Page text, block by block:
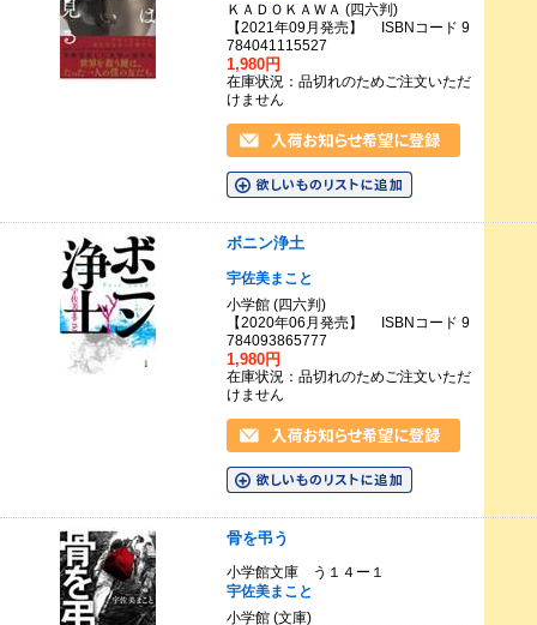
ＫＡＤＯＫＡＷＡ (四六判)
【2021年09月発売】 ISBNコード 9
784041115527
1,980円
在庫状況：品切れのためご注文いただ
けません
ボニン浄土
宇佐美まこと
小学館 (四六判)
【2020年06月発売】 ISBNコード 9
784093865777
1,980円
在庫状況：品切れのためご注文いただ
けません
骨を弔う
小学館文庫 う１４ー１
宇佐美まこと
小学館 (文庫)